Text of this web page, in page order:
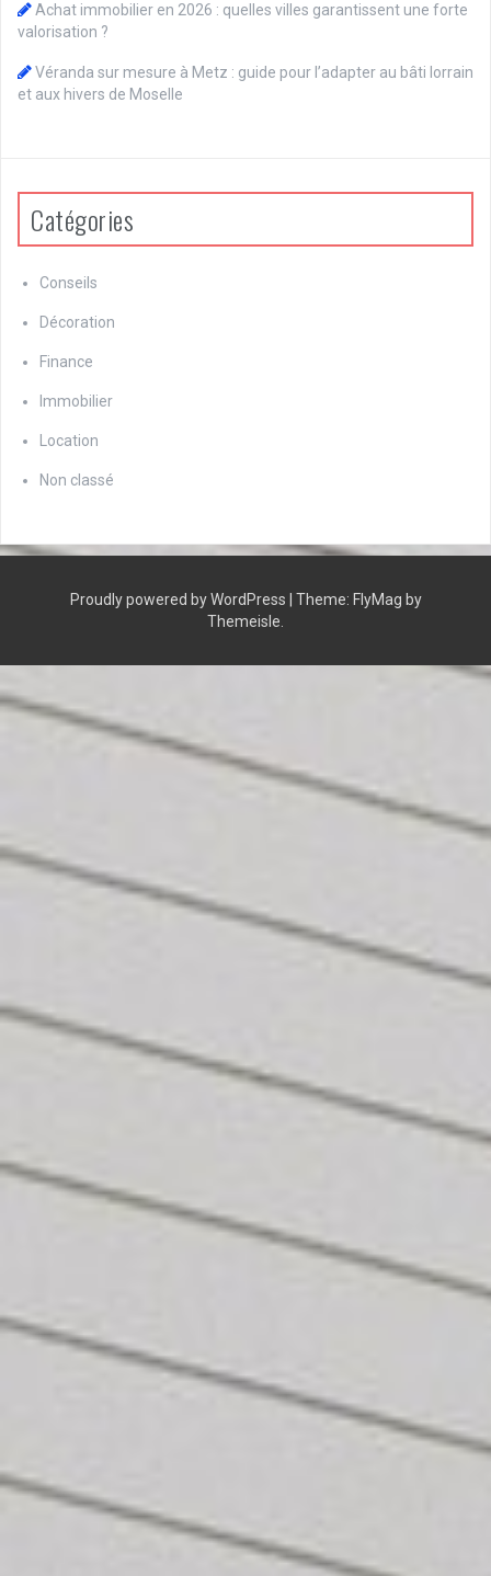
Achat immobilier en 2026 : quelles villes garantissent une forte
valorisation ?
Véranda sur mesure à Metz : guide pour l’adapter au bâti lorrain
et aux hivers de Moselle
Catégories
Conseils
Décoration
Finance
Immobilier
Location
Non classé
Proudly powered by WordPress Theme: FlyMag by
Themeisle.